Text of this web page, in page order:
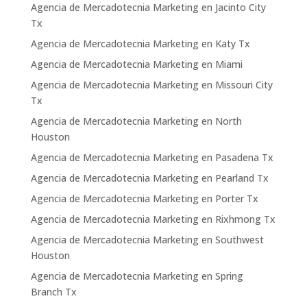
Agencia de Mercadotecnia Marketing en Jacinto City
Tx
Agencia de Mercadotecnia Marketing en Katy Tx
Agencia de Mercadotecnia Marketing en Miami
Agencia de Mercadotecnia Marketing en Missouri City
Tx
Agencia de Mercadotecnia Marketing en North
Houston
Agencia de Mercadotecnia Marketing en Pasadena Tx
Agencia de Mercadotecnia Marketing en Pearland Tx
Agencia de Mercadotecnia Marketing en Porter Tx
Agencia de Mercadotecnia Marketing en Rixhmong Tx
Agencia de Mercadotecnia Marketing en Southwest
Houston
Agencia de Mercadotecnia Marketing en Spring
Branch Tx